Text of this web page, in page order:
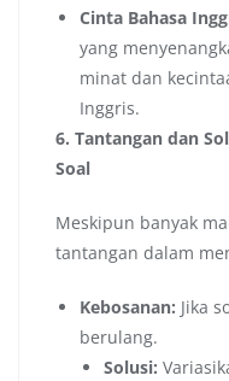
Cinta Bahasa
yang
minat dan
Inggris.
6. Tantangan dan
Soal
Meskipun banyak
tantangan dalam
Kebosanan: Jika
berulang.
Solusi: